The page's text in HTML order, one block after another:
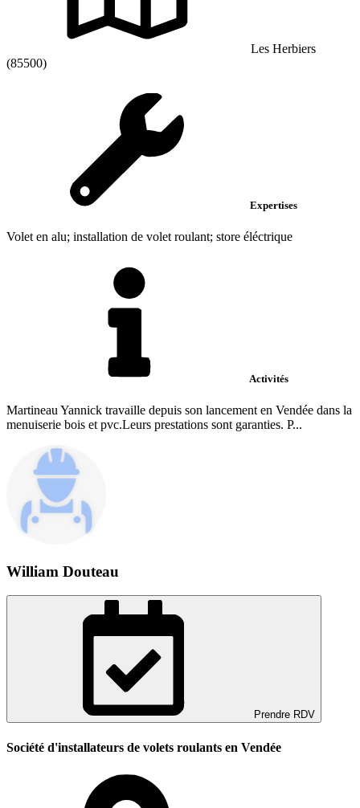
Les Herbiers
(85500)
Expertises
Volet en alu; installation de volet roulant; store éléctrique
Activités
Martineau Yannick travaille depuis son lancement en Vendée dans la
menuiserie bois et pvc.Leurs prestations sont garanties. P...
William Douteau
Prendre RDV
Société d'installateurs de volets roulants en Vendée